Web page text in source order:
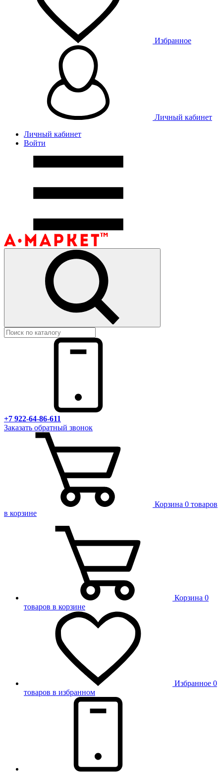
Избранное
Личный кабинет
Личный кабинет
Войти
+7 922-64-86-611
Заказать обратный звонок
Корзина 0 товаров
в корзине
Корзина 0
товаров в корзине
Избранное 0
товаров в избранном